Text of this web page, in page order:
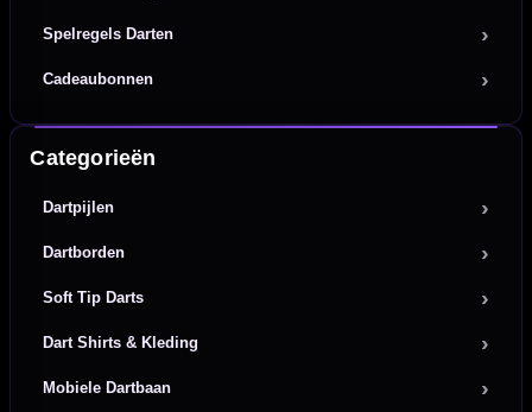
Spelregels Darten
Cadeaubonnen
Categorieën
Dartpijlen
Dartborden
Soft Tip Darts
Dart Shirts & Kleding
Mobiele Dartbaan